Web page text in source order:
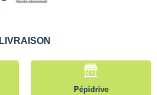
LIVRAISON
Pépidrive